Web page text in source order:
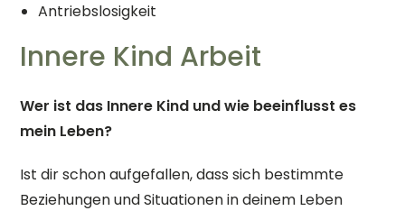
Antriebslosigkeit
Innere Kind Arbeit
Wer ist das Innere Kind und wie beeinflusst es
mein Leben?
Ist dir schon aufgefallen, dass sich bestimmte
Beziehungen und Situationen in deinem Leben